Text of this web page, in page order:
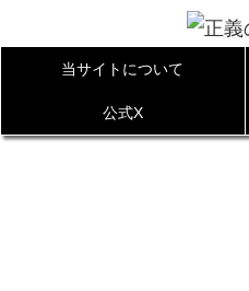
当サイトについて
公式X